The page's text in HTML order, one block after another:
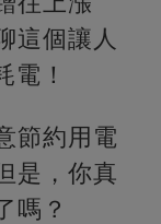
這個讓人
電！
節約用電
是，你真
嗎？